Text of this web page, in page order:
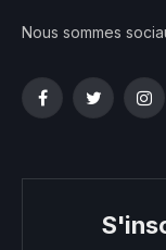
Nous sommes
FacebookTwitter